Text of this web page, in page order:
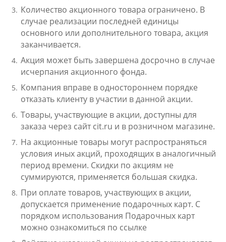
Количество акционного товара ограничено. В
случае реализации последней единицы
основного или дополнительного товара, акция
заканчивается.
Акция может быть завершена досрочно в случае
исчерпания акционного фонда.
Компания вправе в одностороннем порядке
отказать клиенту в участии в данной акции.
Товары, участвующие в акции, доступны для
заказа через сайт cit.ru и в розничном магазине.
На акционные товары могут распространяться
условия иных акций, проходящих в аналогичный
период времени. Скидки по акциям не
суммируются, применяется большая скидка.
При оплате товаров, участвующих в акции,
допускается применение подарочных карт. С
порядком использования Подарочных карт
можно ознакомиться по ссылке